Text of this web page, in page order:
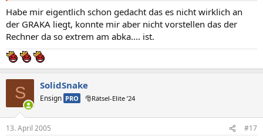
Habe mir eigentlich schon gedacht das es nicht wirklich an
der GRAKA liegt, konnte mir aber nicht vorstellen das der
Rechner da so extrem am abka.... ist.
S SolidSnake
Ensign PRO 🎅Rätsel-Elite ’24
13. April 2005 #17